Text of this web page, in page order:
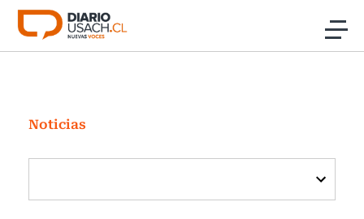
Click acá para ir directamente al contenido
Investigación
Cultura
Programas Radio y TV Usach
Noticias